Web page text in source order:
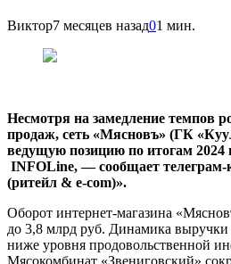
Виктор7 месяцев назад01 мин.
Несмотря на замедление темпов
продаж, сеть «Мясновъ» (ГК
ведущую позицию по итогам 2024
INFOLine, — сообщает телеграм-
(ритейл & e-com)».
Оборот интернет-магазина
до 3,8 млрд руб. Динамика выручки
ниже уровня продовольственной
Мясокомбинат «Звениговский»